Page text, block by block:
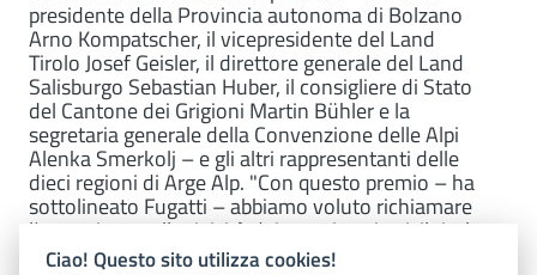
presidente della Provincia autonoma di Bolzano
Arno Kompatscher, il vicepresidente del Land
Tirolo Josef Geisler, il direttore generale del Land
Salisburgo Sebastian Huber, il consigliere di Stato
del Cantone dei Grigioni Martin Bühler e la
segretaria generale della Convenzione delle Alpi
Alenka Smerkolj – e gli altri rappresentanti delle
dieci regioni di Arge Alp. "Con questo premio – ha
sottolineato Fugatti – abbiamo voluto richiamare
l’attenzione sulla tipicità dei nostri territori: il titolo
si lega al mondo giovanile, alla volontà di mettere
Ciao! Questo sito utilizza cookies!